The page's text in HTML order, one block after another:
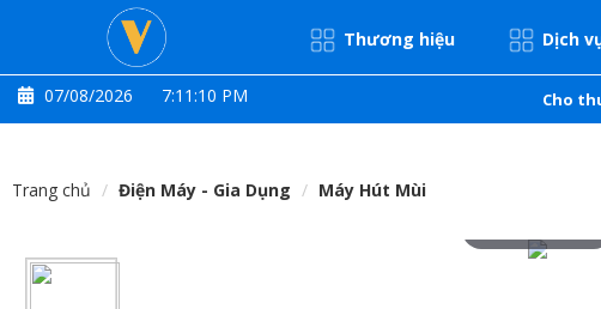
Thương hiệu Dịch
07/08/2026 7:11:11 PM Cho
Trang chủ Điện Máy - Gia Dụng Máy Hút Mùi